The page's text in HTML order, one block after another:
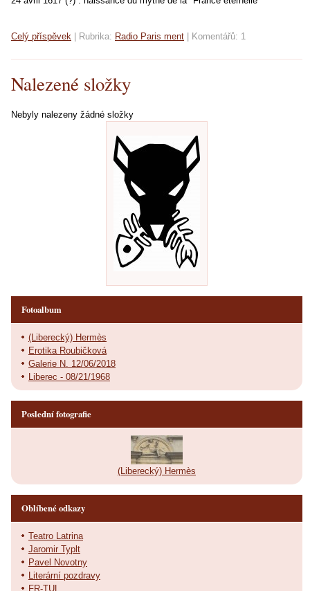
Celý příspěvek Rubrika: Radio Paris ment Komentářů: 1
Nalezené složky
Nebyly nalezeny žádné složky
Fotoalbum
(Liberecký) Hermès
Erotika Roubičková
Galerie N. 12/06/2018
Liberec - 08/21/1968
Poslední fotografie
(Liberecký) Hermès
Oblíbené odkazy
Teatro Latrina
Jaromir Typlt
Pavel Novotny
Literární pozdravy
FR-TUL